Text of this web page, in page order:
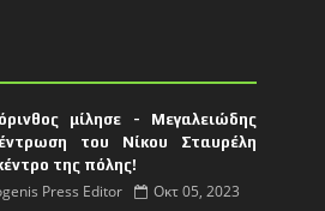
μίλησε - Μεγαλειώδης
του Νίκου Σταυρέλη
της πόλης!
Press Editor Οκτ 05, 2023